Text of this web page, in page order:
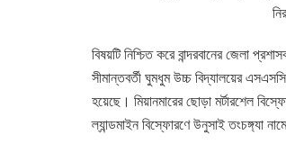
বিষয়টি নিশ্চিত করে বান্দরবানের জেলা
সীমান্তবর্তী ঘুমধুম উচ্চ বিদ্যালয়ের
হয়েছে। মিয়ানমারের ছোড়া মর্টারশেল
ল্যান্ডমাইন বিস্ফোরণে উনুসাই তংচঙ্গ্যা